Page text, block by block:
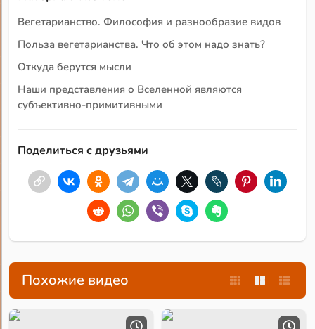
Вегетарианство. Философия и разнообразие видов
Польза вегетарианства. Что об этом надо знать?
Откуда берутся мысли
Наши представления о Вселенной являются
субъективно-примитивными
Поделиться с друзьями
Похожие видео